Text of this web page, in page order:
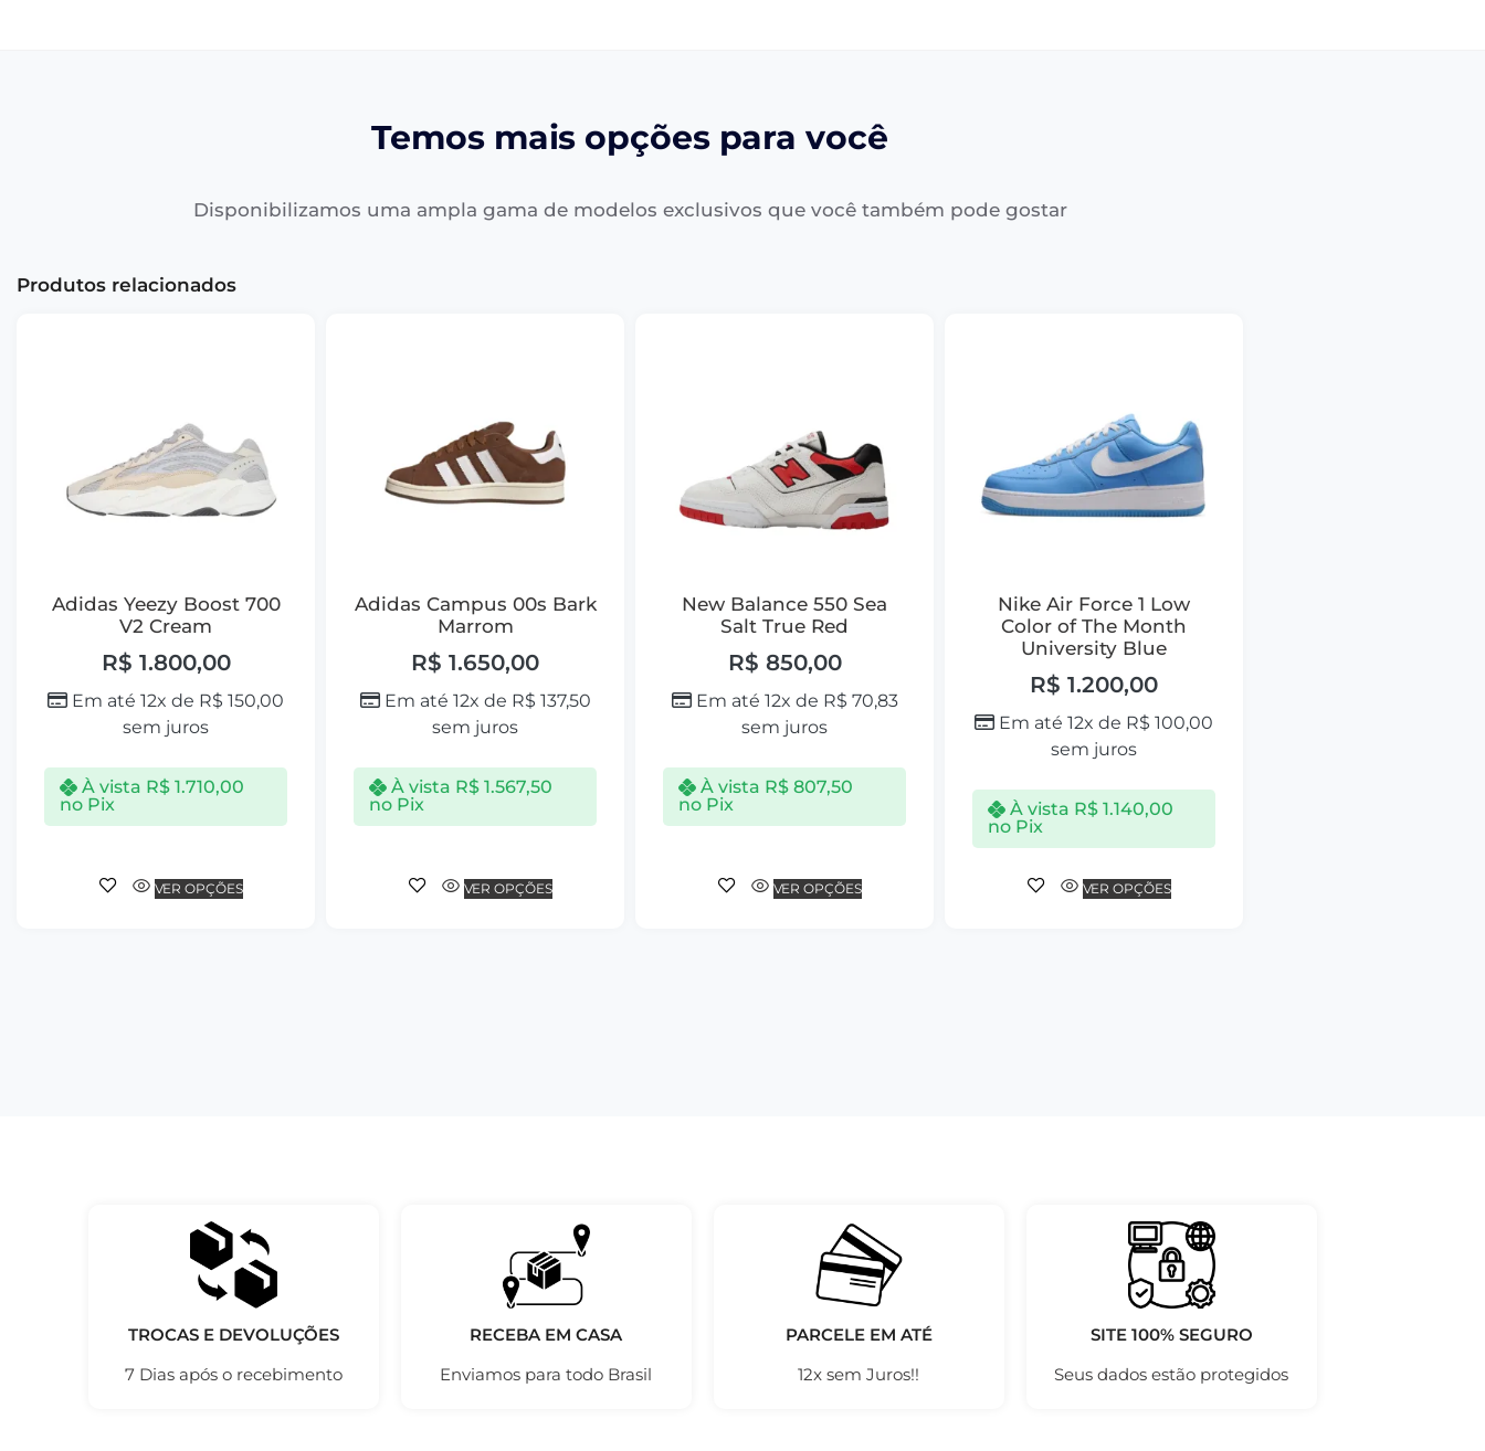
Temos mais opções para você
Disponibilizamos uma ampla gama de modelos exclusivos que você também pode gostar
Produtos relacionados
Adidas Yeezy Boost 700
V2 Cream
R$ 1.800,00
Em até 12x de R$ 150,00
sem juros
À vista R$1.710,00
no Pix
VER OPÇÕES
Adidas Campus 00s Bark
Marrom
R$ 1.650,00
Em até 12x de R$ 137,50
sem juros
À vista R$1.567,50
no Pix
VER OPÇÕES
New Balance 550 Sea
Salt True Red
R$ 850,00
Em até 12x de R$ 70,83
sem juros
À vista R$807,50
no Pix
VER OPÇÕES
Nike Air Force 1 Low
Color of The Month
University Blue
R$ 1.200,00
Em até 12x de R$ 100,00
sem juros
À vista R$1.140,00
no Pix
VER OPÇÕES
TROCAS E DEVOLUÇÕES
7 Dias após o recebimento
RECEBA EM CASA
Enviamos para todo Brasil
PARCELE EM ATÉ
12x sem Juros!!
SITE 100% SEGURO
Seus dados estão protegidos